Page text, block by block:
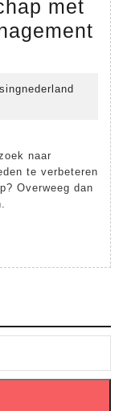
met
naar
te verbeteren
Overweeg dan